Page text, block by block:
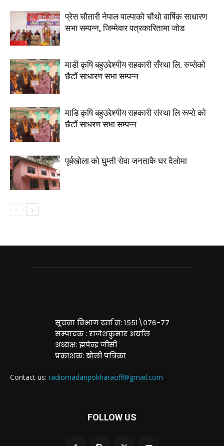
प्रेस चौतारी नेपाल पाल्पाको चौथो वार्षिक साधारण
सभा सम्पन्न, जिम्मेवार पत्रकारितामा जोड
माडी कृषि बहुउद्देश्यीय सहकारी सँस्था लि. रुप्सेको
छैटाैं साधारण सभा सम्पन्न
माडि कृषि बहुउद्देश्यीय सहकारी संस्था लि रूप्से काे
छैटाैं साधरण सभा सम्पन्न
पूर्बखाेला काे घुम्ती सेवा जनताकै घर दैलाेमा
सूचना विभाग दर्ता नं: १५५१\०७६-७७
सम्पादक : राजेशकुमार अर्याल
अध्यक्ष: झपेन्द्र जीसी
प्रकाशक: बोली पत्रिका
Contact us: radiomadanpokharaoff@gmail.com
FOLLOW US